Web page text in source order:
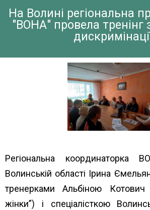
На Волині регіональна
"ВОНА" провела тренінг
Регіональна
Волинській області Ірина
тренерками Альбіною
жінки”) і спеціалісткою